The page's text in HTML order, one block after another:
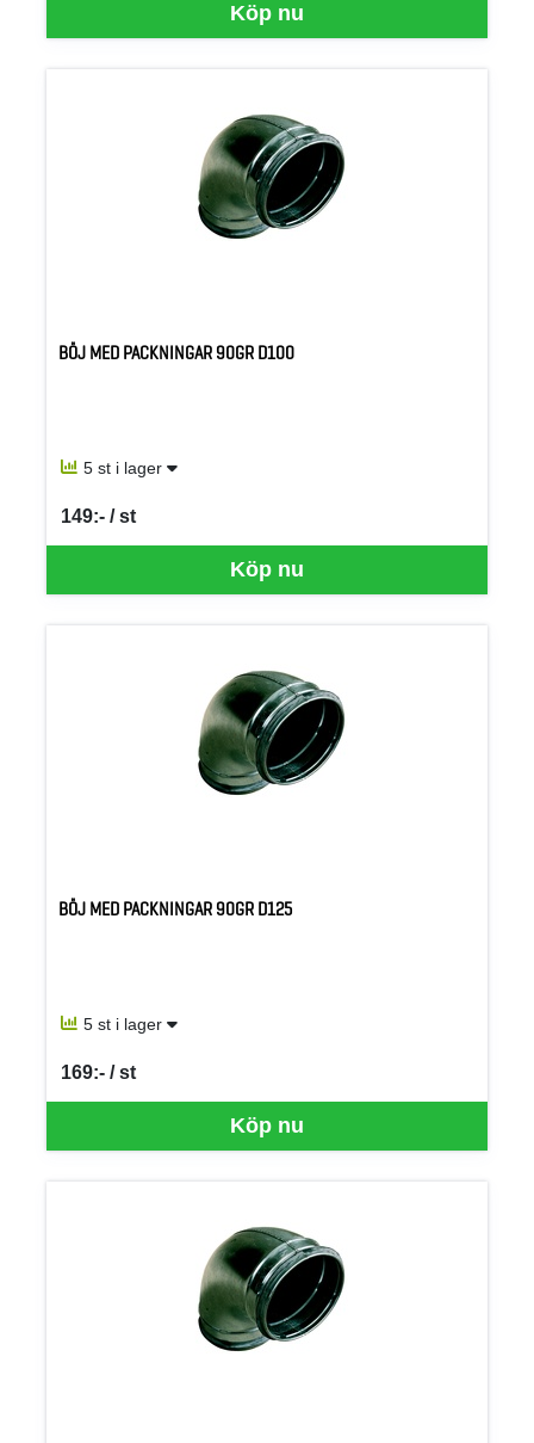
Köp nu
BÖJ MED PACKNINGAR 90GR D100
5 st i lager
Köp nu
149:- / st
SEK per ST
BÖJ MED PACKNINGAR 90GR D125
5 st i lager
Köp nu
169:- / st
SEK per ST